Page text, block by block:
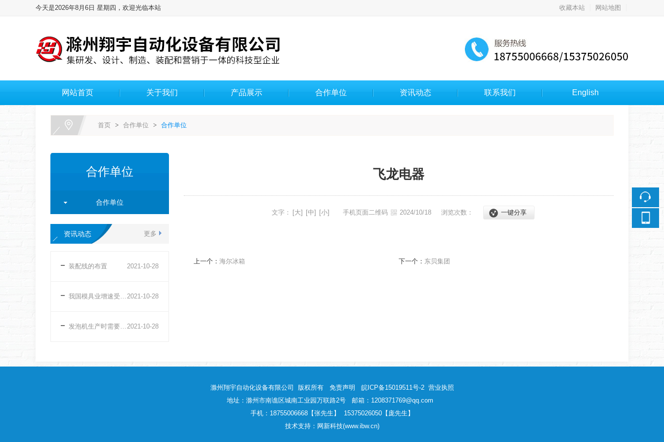
今天是2026年8月6日 星期四，欢迎光临本站 收藏本站 网站地图
网站首页 关于我们 产品展示 合作单位 资讯动态 联系我们 English
首页 > 合作单位 > 合作单位
合作单位
合作单位
更多
资讯动态
2021-10-28
装配线的布置
2021-10-28
我国模具业增速受到影响
2021-10-28
发泡机生产时需要注意什么？
飞龙电器
文字： [大] [中] [小] 手机页面二维码 2024/10/18 浏览次数： 一键分享
上一个： 海尔冰箱 下一个： 东贝集团
滁州翔宇自动化设备有限公司 版权所有 免责声明 皖ICP备15019511号-2 营业执照
地址：滁州市南谯区城南工业园万联路2号 邮箱：1208371769@qq.com
手机：18755006668【张先生】 15375026050【庞先生】
技术支持：网新科技(www.ibw.cn)